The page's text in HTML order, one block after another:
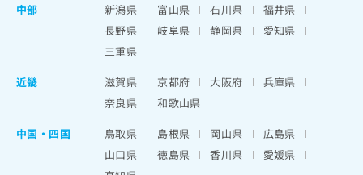
中部
新潟県 富山県 石川県
福井県
長野県
岐阜県 静岡県
愛知県
三重県
近畿
滋賀県 京都府 大阪府
兵庫県
奈良県
和歌山県
中国・四国
鳥取県 島根県 岡山県
広島県
山口県
徳島県 香川県
愛媛県